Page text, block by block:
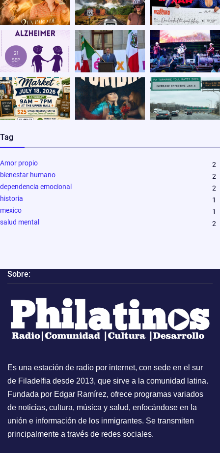
Tag
Amor propio
2
bienestar humano
2
dependencia emocional
2
historia
1
mexico
1
salud mental
2
Sobre:
Es una estación de radio por internet, con sede en el sur
de Filadelfia desde 2013, que sirve a la comunidad latina.
Fundada por Edgar Ramírez, ofrece programas variados
de noticias, cultura, música y salud, enfocándose en la
unión e información de los inmigrantes. Se transmiten
principalmente a través de redes sociales.